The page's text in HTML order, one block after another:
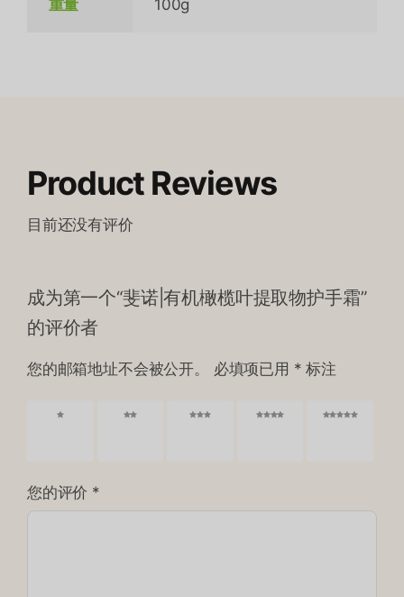
重量 100g
Product Reviews
目前还没有评价
成为第一个“斐诺|有机橄榄叶提取物护手霜”
的评价者
您的邮箱地址不会被公开。 必填项已用 * 标注
1 星
2 星
3 星
4 星
5 星
您的评价 *